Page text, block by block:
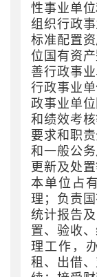
性事业单
组织行政
标准配置
位国有资
善行政事
行政事业
政事业单
和绩效考
要求和职
和一般公
更新及处
本单位占
理；负责
统计报告
置、验收
理工作，
租、出借